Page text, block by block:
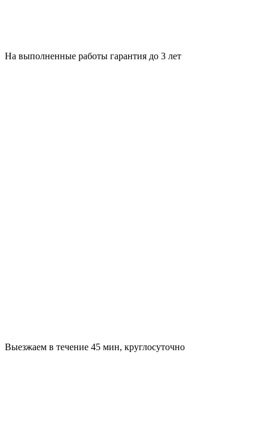
На выполненные работы гарантия до 3 лет
Выезжаем в течение 45 мин, круглосуточно